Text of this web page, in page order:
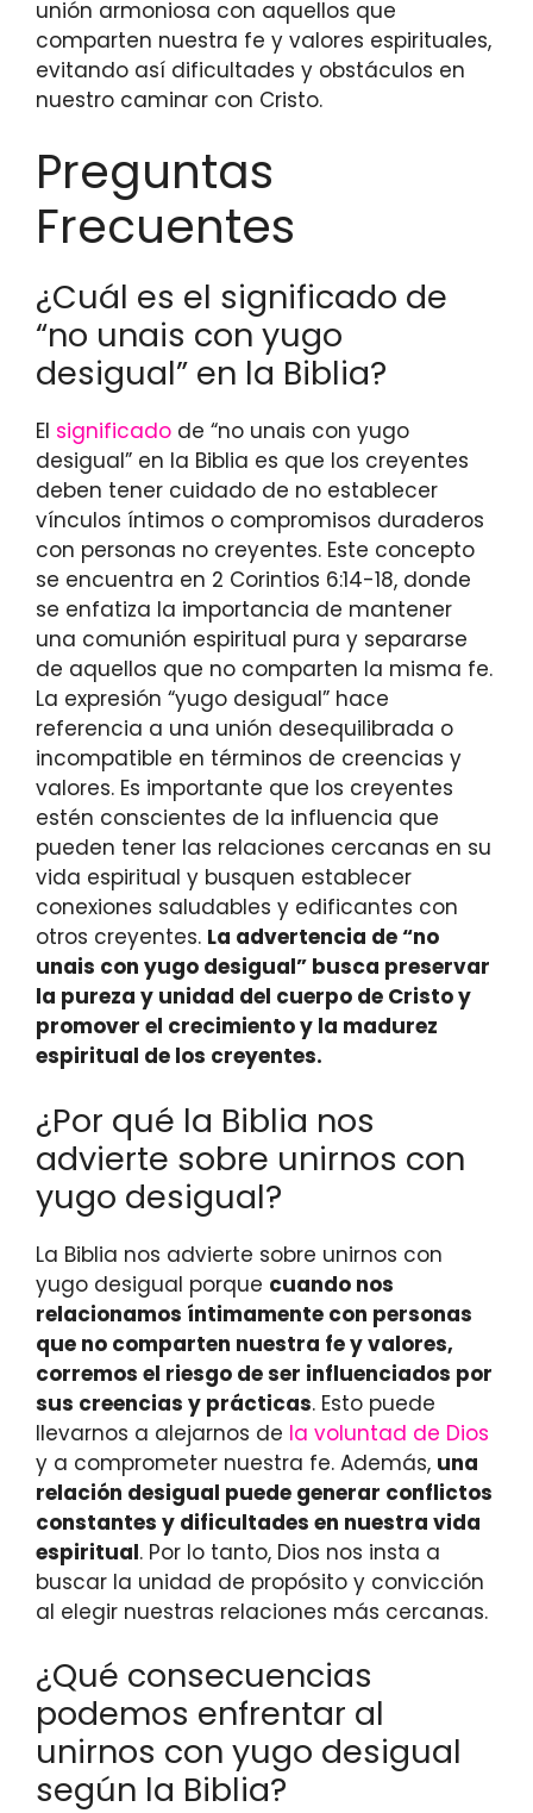
unión armoniosa con aquellos que
comparten nuestra fe y valores espirituales,
evitando así dificultades y obstáculos en
nuestro caminar con Cristo.
Preguntas
Frecuentes
¿Cuál es el significado de
“no unais con yugo
desigual” en la Biblia?
El significado de “no unais con yugo
desigual” en la Biblia es que los creyentes
deben tener cuidado de no establecer
vínculos íntimos o compromisos duraderos
con personas no creyentes. Este concepto
se encuentra en 2 Corintios 6:14-18, donde
se enfatiza la importancia de mantener
una comunión espiritual pura y separarse
de aquellos que no comparten la misma fe.
La expresión “yugo desigual” hace
referencia a una unión desequilibrada o
incompatible en términos de creencias y
valores. Es importante que los creyentes
estén conscientes de la influencia que
pueden tener las relaciones cercanas en su
vida espiritual y busquen establecer
conexiones saludables y edificantes con
otros creyentes. La advertencia de “no
unais con yugo desigual” busca preservar
la pureza y unidad del cuerpo de Cristo y
promover el crecimiento y la madurez
espiritual de los creyentes.
¿Por qué la Biblia nos
advierte sobre unirnos con
yugo desigual?
La Biblia nos advierte sobre unirnos con
yugo desigual porque cuando nos
relacionamos íntimamente con personas
que no comparten nuestra fe y valores,
corremos el riesgo de ser influenciados por
sus creencias y prácticas. Esto puede
llevarnos a alejarnos de la voluntad de Dios
y a comprometer nuestra fe. Además, una
relación desigual puede generar conflictos
constantes y dificultades en nuestra vida
espiritual. Por lo tanto, Dios nos insta a
buscar la unidad de propósito y convicción
al elegir nuestras relaciones más cercanas.
¿Qué consecuencias
podemos enfrentar al
unirnos con yugo desigual
según la Biblia?